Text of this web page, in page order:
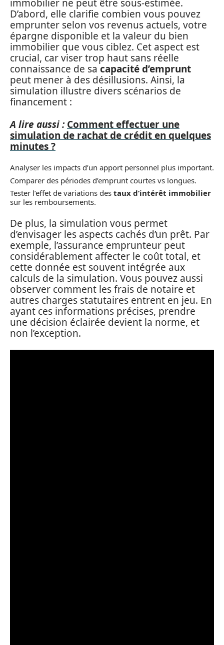
immobilier ne peut être sous-estimée.
D’abord, elle clarifie combien vous pouvez
emprunter selon vos revenus actuels, votre
épargne disponible et la valeur du bien
immobilier que vous ciblez. Cet aspect est
crucial, car viser trop haut sans réelle
connaissance de sa capacité d’emprunt
peut mener à des désillusions. Ainsi, la
simulation illustre divers scénarios de
financement :
A lire aussi : Comment effectuer une
simulation de rachat de crédit en quelques
minutes ?
Analyser les impacts d’un apport personnel plus important.
Comparer des périodes d’emprunt courtes vs longues.
Tester l’effet de variations des taux d’intérêt immobilier
sur les remboursements.
De plus, la simulation vous permet
d’envisager les aspects cachés d’un prêt. Par
exemple, l’assurance emprunteur peut
considérablement affecter le coût total, et
cette donnée est souvent intégrée aux
calculs de la simulation. Vous pouvez aussi
observer comment les frais de notaire et
autres charges statutaires entrent en jeu. En
ayant ces informations précises, prendre
une décision éclairée devient la norme, et
non l’exception.